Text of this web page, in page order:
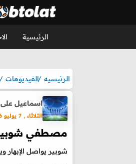
الرئيسية
الرئيسيه الفيديوهات
اسماعيل
الثلاثاء , 7 يوليو 2026 ,7:48 م
مصطفي شوبير
شوبير يواصل الإبهار